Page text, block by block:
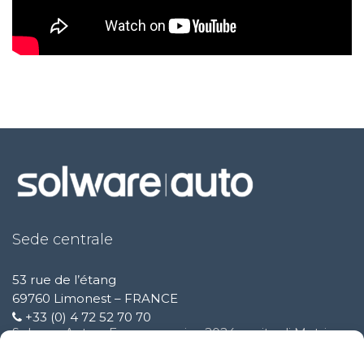
Sede centrale
53 rue de l’étang
69760 Limonest – FRANCE
+33 (0) 4 72 52 70 70
Solware Auto a Expomecanica 2024 ospite di Motrio